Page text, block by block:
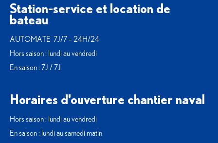
Station-service et location de
bateau
AUTOMATE 7J/7 – 24H/24
Hors saison : lundi au vendredi
En saison : 7J / 7J
Horaires d'ouverture chantier naval
Hors saison : lundi au vendredi
En saison : lundi au samedi matin